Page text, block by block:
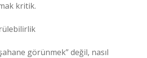
kritik.
görünmek” değil, nasıl